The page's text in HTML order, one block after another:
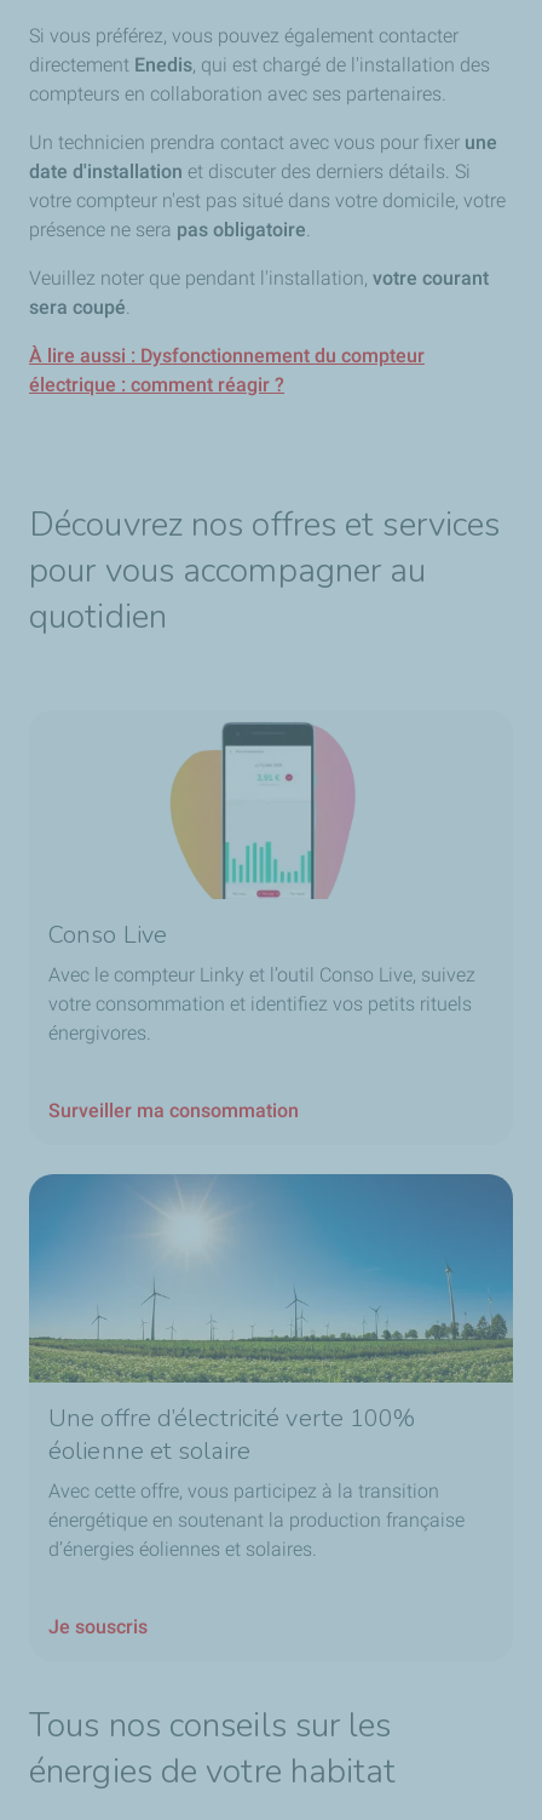
Si vous préférez, vous pouvez également contacter
directement Enedis, qui est chargé de l'installation des
compteurs en collaboration avec ses partenaires.
Un technicien prendra contact avec vous pour fixer une
date d'installation et discuter des derniers détails. Si
votre compteur n'est pas situé dans votre domicile, votre
présence ne sera pas obligatoire.
Veuillez noter que pendant l'installation, votre courant
sera coupé.
À lire aussi : Dysfonctionnement du compteur
électrique : comment réagir ?
Découvrez nos offres et services
pour vous accompagner au
quotidien
Conso Live
Avec le compteur Linky et l’outil Conso Live, suivez
votre consommation et identifiez vos petits rituels
énergivores.
Surveiller ma consommation
Une offre d’électricité verte 100%
éolienne et solaire
Avec cette offre, vous participez à la transition
énergétique en soutenant la production française
d’énergies éoliennes et solaires.
Je souscris
Tous nos conseils sur les
énergies de votre habitat